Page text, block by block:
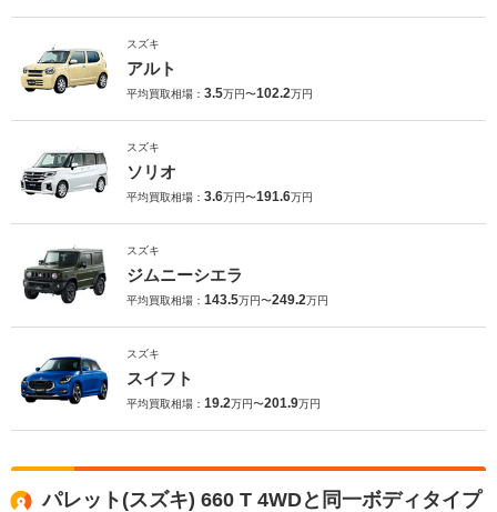
スズキ
アルト
平均買取相場： 3.5万円〜102.2万円
スズキ
ソリオ
平均買取相場： 3.6万円〜191.6万円
スズキ
ジムニーシエラ
平均買取相場： 143.5万円〜249.2万円
スズキ
スイフト
平均買取相場： 19.2万円〜201.9万円
パレット(スズキ) 660 T 4WDと同一ボディタイプ